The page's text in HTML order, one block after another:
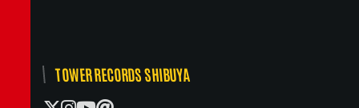
TOWER RECORDS SHIBUYA